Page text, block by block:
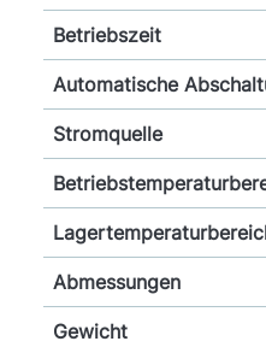
Betriebszeit
Automatische
Stromquelle
Abmessungen
Gewicht